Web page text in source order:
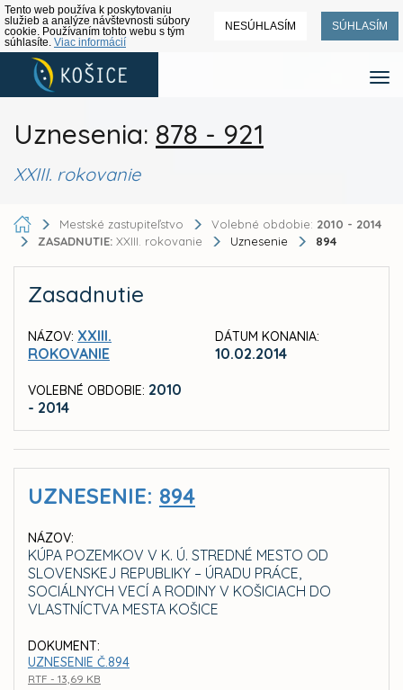
Tento web používa k poskytovaniu
služieb a analýze návštevnosti súbory
cookie. Používaním tohto webu s tým
súhlasíte. Viac informácií
NESÚHLASÍM SÚHLASÍM
Uznesenia: 878 - 921
XXIII. rokovanie
Mestské zastupiteľstvo Volebné obdobie: 2010 - 2014
ZASADNUTIE: XXIII. rokovanie Uznesenie 894
Zasadnutie
NÁZOV: XXIII.
ROKOVANIE
VOLEBNÉ OBDOBIE: 2010
- 2014
DÁTUM KONANIA:
10.02.2014
UZNESENIE: 894
NÁZOV:
KÚPA POZEMKOV V K. Ú. STREDNÉ MESTO OD
SLOVENSKEJ REPUBLIKY – ÚRADU PRÁCE,
SOCIÁLNYCH VECÍ A RODINY V KOŠICIACH DO
VLASTNÍCTVA MESTA KOŠICE
DOKUMENT:
UZNESENIE Č.894
RTF - 13,69 KB